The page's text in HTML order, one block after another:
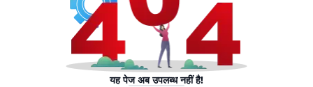
यह पेज अब उपलब्ध नहीं है!